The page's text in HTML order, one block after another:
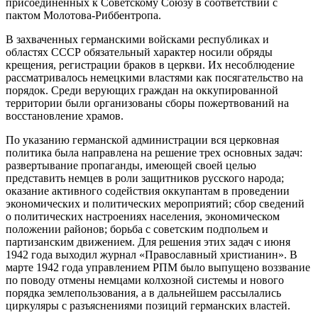
присоединенных к Советскому Союзу в соответствии с
пактом Молотова-Риббентропа.
В захваченных германскими войсками республиках и
областях СССР обязательный характер носили обряды
крещения, регистрации браков в церкви. Их несоблюдение
рассматривалось немецкими властями как посягательство на
порядок. Среди верующих граждан на оккупированной
территории были организованы сборы пожертвований на
восстановление храмов.
По указанию германской администрации вся церковная
политика была направлена на решение трех основных задач:
развертывание пропаганды, имеющей своей целью
представить немцев в роли защитников русского народа;
оказание активного содействия оккупантам в проведении
экономических и политических мероприятий; сбор сведений
о политических настроениях населения, экономическом
положении районов; борьба с советским подпольем и
партизанским движением. Для решения этих задач с июня
1942 года выходил журнал «Православный христианин». В
марте 1942 года управлением РПМ было выпущено воззвание
по поводу отмены немцами колхозной системы и нового
порядка землепользования, а в дальнейшем рассылались
циркуляры с разъяснениями позиций германских властей.